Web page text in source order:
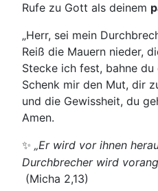
Rufe zu Gott als deinem
„Herr, sei mein
Reiß die Mauern nieder,
Stecke ich fest, bahne du
Schenk mir den Mut, dir
und die Gewissheit, du
Amen.
✨ „Er wird vor ihnen
Durchbrecher wird
(Micha 2,13)